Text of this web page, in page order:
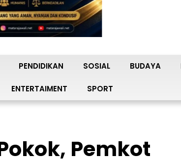
PENDIDIKAN SOSIAL BUDAYA
ENTERTAIMENT SPORT
Pemkot